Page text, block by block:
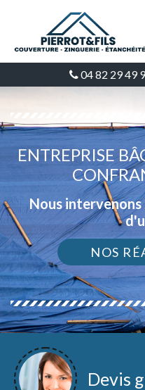
04 82 29 49
ENTREPRISE
Nous
NOS
Devis